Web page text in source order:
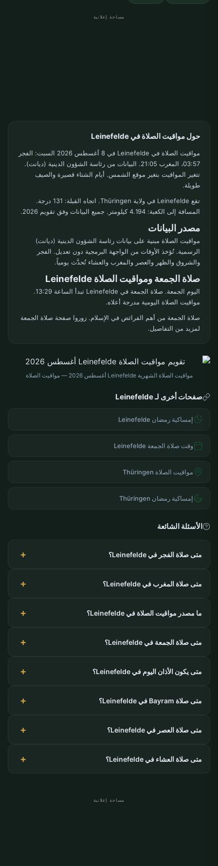
مساحة إعلانية
حول مواقيت الصلاة في Leinefelde
مواقيت الصلاة في Leinefelde في 8 أغسطس 2026 السبت: الفجر
03:57، المغرب 21:05. البيانات من رئاسة الشؤون الدينية (ديانت).
تتغير المواقيت بتغير موقع الشمس. أيام الشتاء قصيرة والصيف
طويلة.
تقع Leinefelde في ولاية Thüringen. اتجاه القبلة: 131 درجة.
المسافة إلى الكعبة: 4.194 كيلومتر. جميع البيانات وفق تقويم 2026.
مصدر البيانات
مواقيت الصلاة مبنية على بيانات رئاسة الشؤون الدينية (ديانت)
الرسمية. تُؤخذ الأوقات من الواجهة البرمجية دون تعديل. الفجر
والشروق والظهر والعصر والمغرب والعشاء تُحدَّث يومياً.
صلاة الجمعة ومواقيت الصلاة Leinefelde
اليوم الجمعة. صلاة الجمعة في Leinefelde تبدأ الساعة 13:29.
مواقيت الصلاة اليومية مدرجة أعلاه.
صلاة الجمعة من أهم الفرائض في الإسلام. زوروا صفحة صلاة الجمعة
لمزيد من التفاصيل.
مواقيت الصلاة الشهرية Leinefelde أغسطس 2026 — مواقيت الصلاة
صفحات أخرى لـ Leinefelde
إمساكية رمضان Leinefelde
وقت صلاة الجمعة Leinefelde
مواقيت الصلاة Thüringen
إمساكية رمضان Thüringen
الأسئلة الشائعة
متى صلاة الفجر في Leinefelde؟
متى صلاة المغرب في Leinefelde؟
ما مصدر مواقيت الصلاة في Leinefelde؟
متى صلاة الجمعة في Leinefelde؟
متى يكون الأذان اليوم في Leinefelde؟
متى صلاة Bayram في Leinefelde؟
متى صلاة العصر في Leinefelde؟
متى صلاة العشاء في Leinefelde؟
مساحة إعلانية